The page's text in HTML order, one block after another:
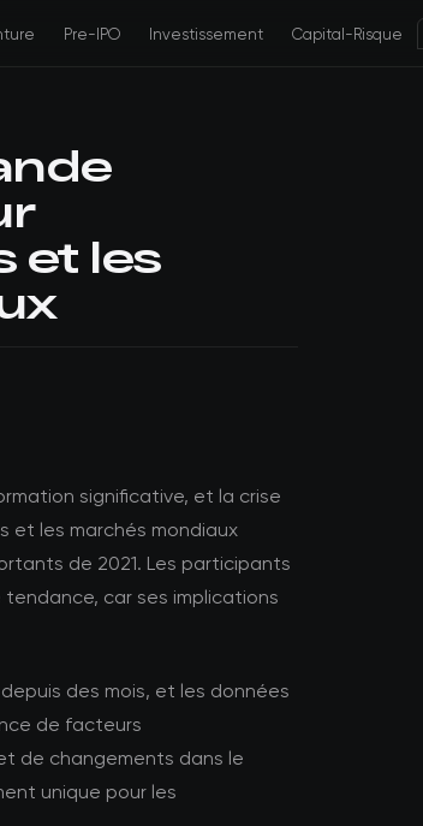
Pre-IPO Investissement Capital-Risque
et les
significative, et la crise
et les marchés mondiaux
de 2021. Les participants
car ses implications
des mois, et les données
de facteurs
de changements dans le
unique pour les